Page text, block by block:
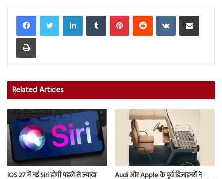
LinkedInTumblr PinterestReddit VKontakteShare via Email
Print
Related Articles
iOS 27 में नई Siri होगी पहले से ज्यादा
Audi और Apple के पूर्व डिजाइनरों ने